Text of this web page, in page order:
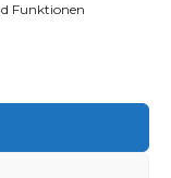
Funktionen